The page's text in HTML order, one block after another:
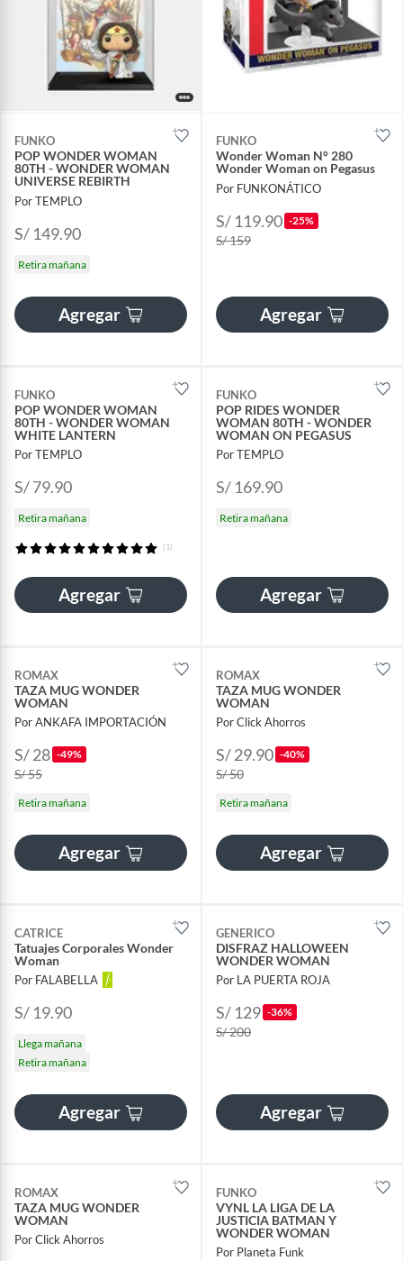
FUNKO
POP WONDER WOMAN
80TH - WONDER WOMAN
UNIVERSE REBIRTH
Por TEMPLO
S/ 149.90
Retira mañana
Agregar
FUNKO
Wonder Woman N° 280
Wonder Woman on Pegasus
Por FUNKONÁTICO
S/ 119.90 -25%
S/ 159
Agregar
FUNKO
POP WONDER WOMAN
80TH - WONDER WOMAN
WHITE LANTERN
Por TEMPLO
S/ 79.90
Retira mañana
(1)
Agregar
FUNKO
POP RIDES WONDER
WOMAN 80TH - WONDER
WOMAN ON PEGASUS
Por TEMPLO
S/ 169.90
Retira mañana
Agregar
ROMAX
TAZA MUG WONDER
WOMAN
Por ANKAFA IMPORTACIÓN
S/ 28 -49%
S/ 55
Retira mañana
Agregar
ROMAX
TAZA MUG WONDER
WOMAN
Por Click Ahorros
S/ 29.90 -40%
S/ 50
Retira mañana
Agregar
CATRICE
Tatuajes Corporales Wonder
Woman
Por FALABELLA
S/ 19.90
Llega mañana
Retira mañana
Agregar
GENERICO
DISFRAZ HALLOWEEN
WONDER WOMAN
Por LA PUERTA ROJA
S/ 129 -36%
S/ 200
Agregar
ROMAX
TAZA MUG WONDER
WOMAN
Por Click Ahorros
FUNKO
VYNL LA LIGA DE LA
JUSTICIA BATMAN Y
WONDER WOMAN
Por Planeta Funk